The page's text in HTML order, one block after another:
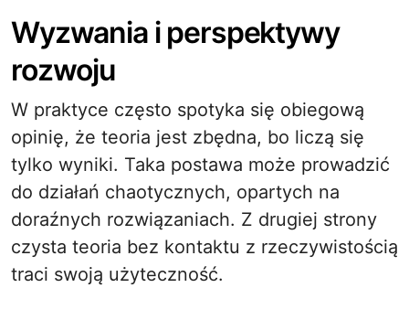
Wyzwania i perspektywy
rozwoju
W praktyce często spotyka się obiegową
opinię, że teoria jest zbędna, bo liczą się
tylko wyniki. Taka postawa może prowadzić
do działań chaotycznych, opartych na
doraźnych rozwiązaniach. Z drugiej strony
czysta teoria bez kontaktu z rzeczywistością
traci swoją użyteczność.